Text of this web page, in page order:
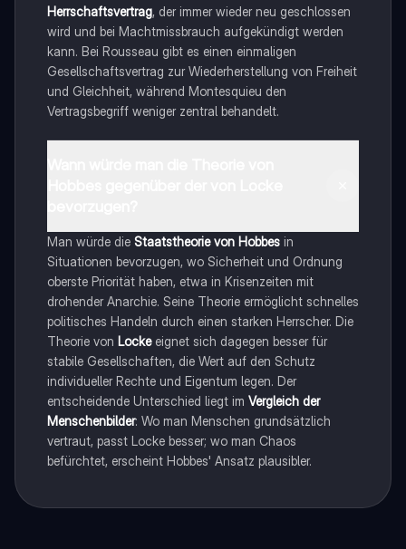
Herrschaftsvertrag, der immer wieder neu geschlossen
wird und bei Machtmissbrauch aufgekündigt werden
kann. Bei Rousseau gibt es einen einmaligen
Gesellschaftsvertrag zur Wiederherstellung von Freiheit
und Gleichheit, während Montesquieu den
Vertragsbegriff weniger zentral behandelt.
Man würde die Staatstheorie von Hobbesin
Situationen bevorzugen, wo Sicherheit und Ordnung
oberste Priorität haben, etwa in Krisenzeiten mit
drohender Anarchie. Seine Theorie ermöglicht schnelles
politisches Handeln durch einen starken Herrscher. Die
Theorie von Lockeeignet sich dagegen besser für
stabile Gesellschaften, die Wert auf den Schutz
individueller Rechte und Eigentum legen. Der
entscheidende Unterschied liegt im Vergleich der
Menschenbilder: Wo man Menschen grundsätzlich
vertraut, passt Locke besser; wo man Chaos
befürchtet, erscheint Hobbes' Ansatz plausibler.